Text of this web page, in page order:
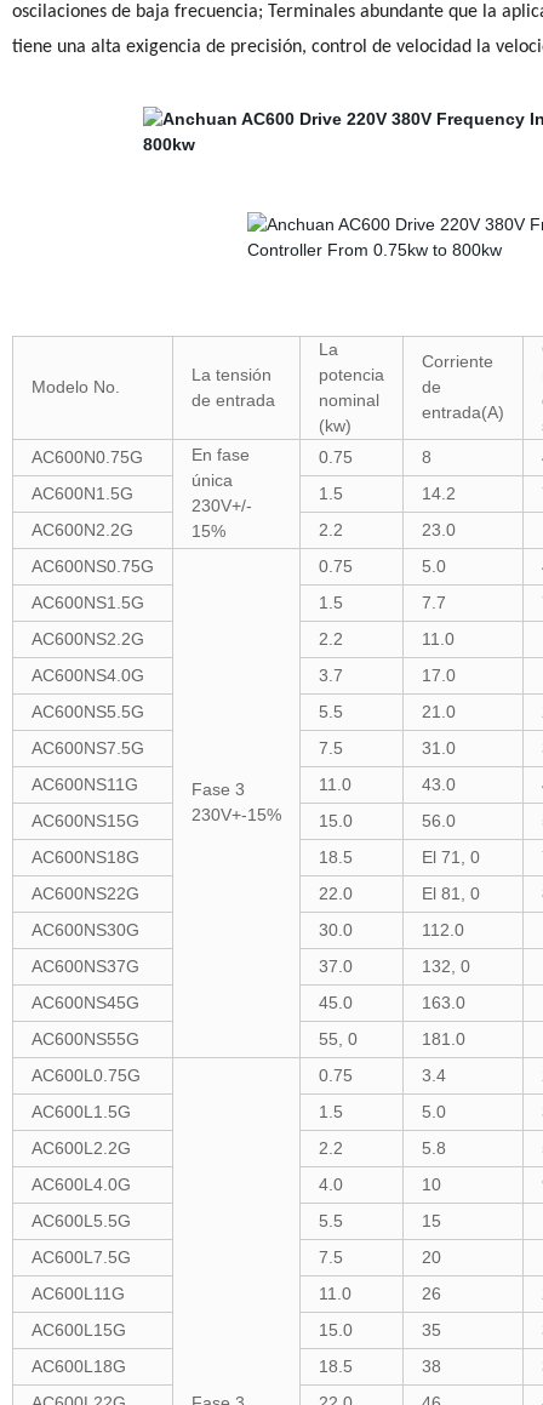
oscilaciones de baja frecuencia; Terminales abundante que la
tiene una alta exigencia de precisión, control de velocidad la
Modelo No.
La tensión
de entrada
La
potencia
nominal
(kw)
Corriente
de
entrada(A)
AC600N0.75G
En fase
única
230V+/-
15%
0.75 8
AC600N1.5G
1.5 14.2
AC600N2.2G
2.2 23.0
AC600NS0.75G
Fase 3
230V+-15%
0.75 5.0
AC600NS1.5G
1.5 7.7
AC600NS2.2G
2.2 11.0
AC600NS4.0G
3.7 17.0
AC600NS5.5G
5.5 21.0
AC600NS7.5G
7.5 31.0
AC600NS11G
11.0 43.0
AC600NS15G
15.0 56.0
AC600NS18G
18.5 El 71, 0
AC600NS22G
22.0 El 81, 0
AC600NS30G
30.0 112.0
AC600NS37G
37.0 132, 0
AC600NS45G
45.0 163.0
AC600NS55G
55, 0 181.0
AC600L0.75G
0.75 3.4
AC600L1.5G
1.5 5.0
AC600L2.2G
2.2 5.8
AC600L4.0G
4.0 10
AC600L5.5G
5.5 15
AC600L7.5G
7.5 20
AC600L11G
11.0 26
AC600L15G
15.0 35
AC600L18G
18.5 38